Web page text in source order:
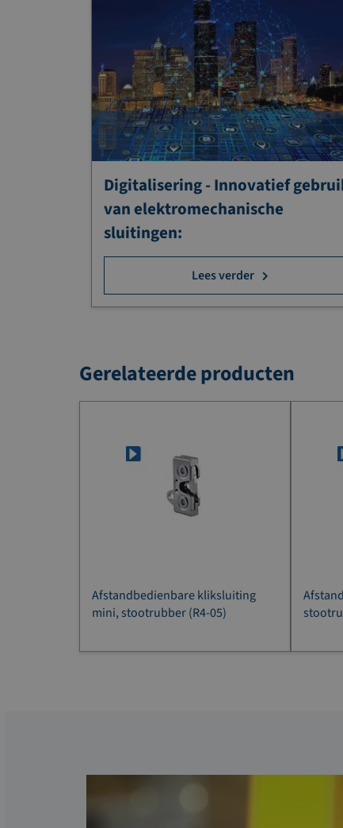
Digitalisering - Innovatief
van elektromechanische
sluitingen:
Lees verder
Gerelateerde producten
Afstandbedienbare kliksluiting
mini, stootrubber (R4-05)